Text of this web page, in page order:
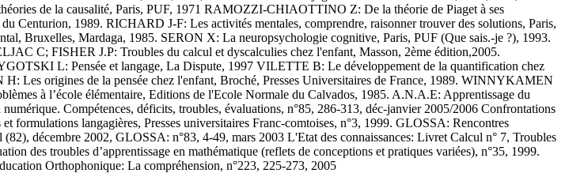
de la causalité, Paris, PUF, 1971 RAMOZZI-CHIAOTTINO Z: De la théorie de Piaget à ses
Centurion, 1989. RICHARD J-F: Les activités mentales, comprendre, raisonner trouver des solutions, Paris,
Bruxelles, Mardaga, 1985. SERON X: La neuropsychologie cognitive, Paris, PUF (Que sais.-je ?), 1993.
C; FISHER J.P: Troubles du calcul et dyscalculies chez l'enfant, Masson, 2ème édition,2005.
L: Pensée et langage, La Dispute, 1997 VILETTE B: Le développement de la quantification chez
Les origines de la pensée chez l'enfant, Broché, Presses Universitaires de France, 1989. WINNYKAMEN
à l’école élémentaire, Editions de l'Ecole Normale du Calvados, 1985. A.N.A.E: Apprentissage du
Compétences, déficits, troubles, évaluations, n°85, 286-313, déc-janvier 2005/2006 Confrontations
formulations langagières, Presses universitaires Franc-comtoises, n°3, 1999. GLOSSA: Rencontres
décembre 2002, GLOSSA: n°83, 4-49, mars 2003 L'Etat des connaissances: Livret Calcul n° 7, Troubles
des troubles d’apprentissage en mathématique (reflets de conceptions et pratiques variées), n°35, 1999.
Orthophonique: La compréhension, n°223, 225-273, 2005